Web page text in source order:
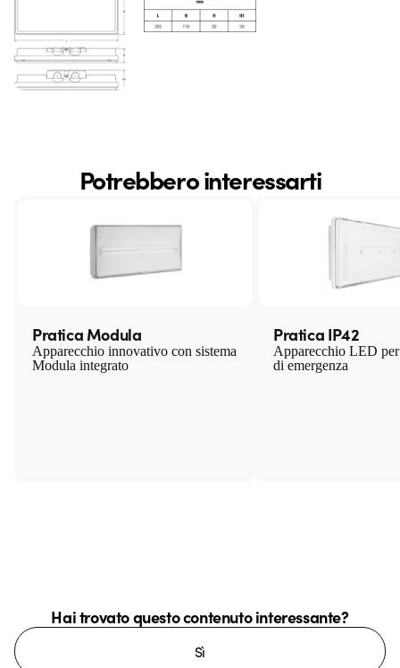
Potrebbero interessarti
Pratica Modula
Apparecchio innovativo con sistema
Modula integrato
Pratica IP42
Apparecchio LED
di emergenza
Hai trovato questo contenuto interessante?
Sì